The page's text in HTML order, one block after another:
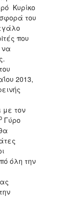
Κυρίκο
του
που
να
2013,
με τον
Γύρο
όλη την